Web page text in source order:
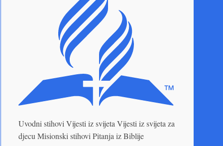
Uvodni stihovi Vijesti iz svijeta Vijesti iz svijeta za
djecu Misionski stihovi Pitanja iz Biblije